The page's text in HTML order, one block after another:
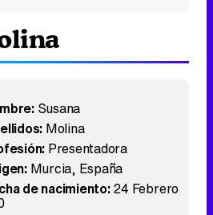
Susana
Molina
Presentadora
Murcia, España
de nacimiento:24 Febrero